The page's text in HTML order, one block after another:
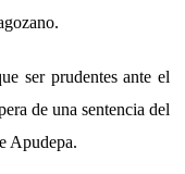
ser prudentes ante el
de una sentencia del
Apudepa.